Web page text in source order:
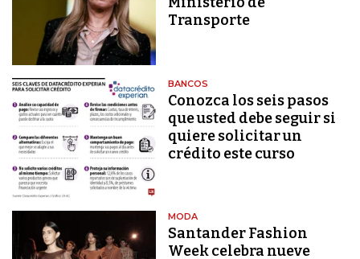
Transporte
BANCOS
Conozca los seis pasos
que usted debe seguir si
quiere solicitar un
crédito este curso
MODA
Santander Fashion
Week celebra nueve